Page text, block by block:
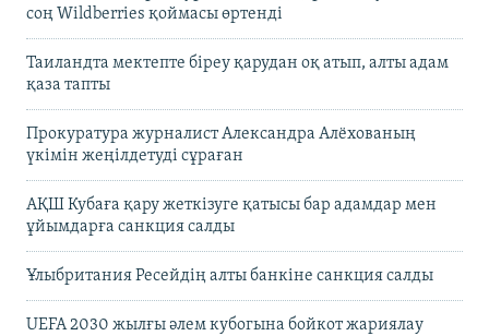
соң Wildberries қоймасы өртенді
Таиландта мектепте біреу қарудан оқ атып, алты адам
қаза тапты
Прокуратура журналист Александра Алёхованың
үкімін жеңілдетуді сұраған
АҚШ Кубаға қару жеткізуге қатысы бар адамдар мен
ұйымдарға санкция салды
Ұлыбритания Ресейдің алты банкіне санкция салды
UEFA 2030 жылғы әлем кубогына бойкот жариялау